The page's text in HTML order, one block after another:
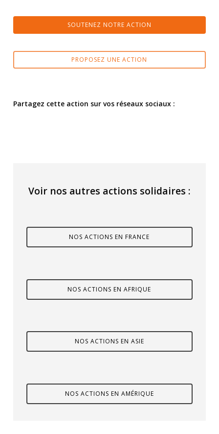
SOUTENEZ NOTRE ACTION
PROPOSEZ UNE ACTION
Partagez cette action sur vos réseaux sociaux :
Voir nos autres actions solidaires :
NOS ACTIONS EN FRANCE
NOS ACTIONS EN AFRIQUE
NOS ACTIONS EN ASIE
NOS ACTIONS EN AMÉRIQUE